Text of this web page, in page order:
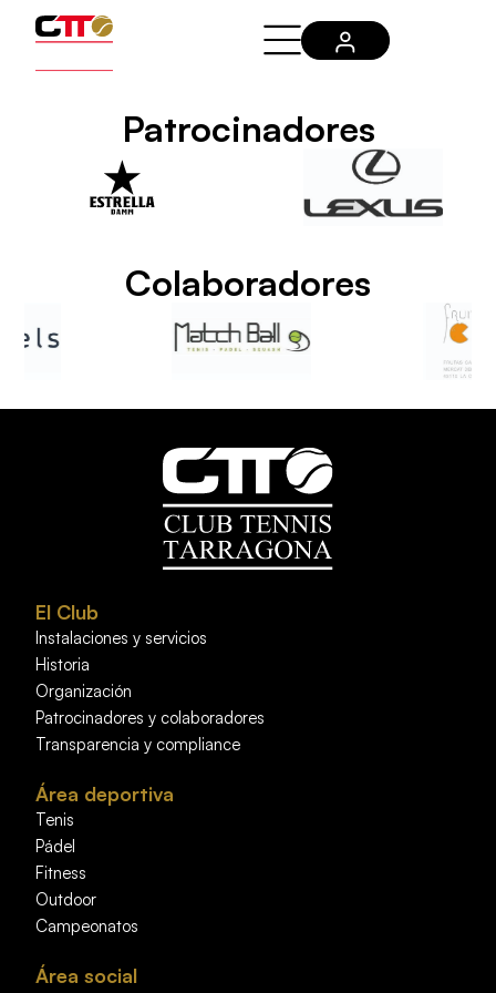
Patrocinadores
Colaboradores
El Club
Instalaciones y servicios
Historia
Organización
Patrocinadores y colaboradores
Transparencia y compliance
Área deportiva
Tenis
Pádel
Fitness
Outdoor
Campeonatos
Área social